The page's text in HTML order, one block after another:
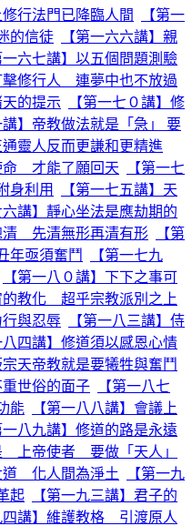
行法門已降臨人間
【第一
的信徒
【第一六六講】親
一六七講】以五個問題測驗
擊修行人 連夢中也不放過
天的提示
【第一七０講】修
講】帝教做法就是「急」 要
通靈人反而更謙和更精進
命 才能了願回天
【第一七
身利用
【第一七五講】天
六講】靜心坐法是應劫期的
清 先清無形再清有形
【第
年亟須奮鬥
【第一七九
【第一八０講】下下之事可
的教化 超乎宗教派別之上
行與忍辱
【第一八三講】侍
八四講】修道須以感恩心情
宗天帝教就是要犧牲與奮鬥
重世俗的面子
【第一八七
能
【第一八八講】會議上
一八九講】修道的路是永遠
上帝使者 要做「天人」
道 化人間為淨土
【第一九
起
【第一九三講】君子的
四講】維護教格 引渡原人